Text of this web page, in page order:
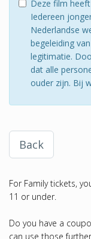
Deze film
Iedereen
Nederlandse
begeleiding
legitimatie.
dat alle
ouder zijn. Bij
Back
For Family tickets,
11 or under.
Do you have a
can use those